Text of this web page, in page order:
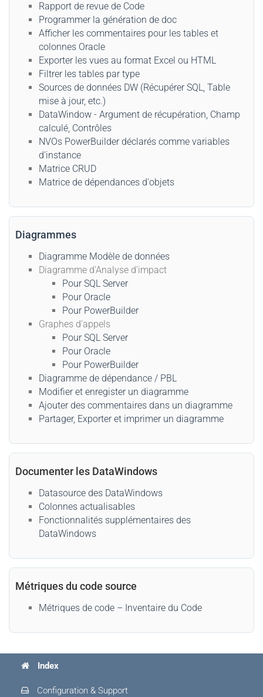
Rapport de revue de Code
Programmer la génération de doc
Afficher les commentaires pour les tables et
colonnes Oracle
Exporter les vues au format Excel ou HTML
Filtrer les tables par type
Sources de données DW (Récupérer SQL, Table
mise à jour, etc.)
DataWindow - Argument de récupération, Champ
calculé, Contrôles
NVOs PowerBuilder déclarés comme variables
d'instance
Matrice CRUD
Matrice de dépendances d'objets
Diagrammes
Diagramme Modèle de données
Diagramme d'Analyse d'impact
Pour SQL Server
Pour Oracle
Pour PowerBuilder
Graphes d'appels
Pour SQL Server
Pour Oracle
Pour PowerBuilder
Diagramme de dépendance / PBL
Modifier et enregister un diagramme
Ajouter des commentaires dans un diagramme
Partager, Exporter et imprimer un diagramme
Documenter les DataWindows
Datasource des DataWindows
Colonnes actualisables
Fonctionnalités supplémentaires des
DataWindows
Métriques du code source
Métriques de code – Inventaire du Code
Index
Configuration & Support